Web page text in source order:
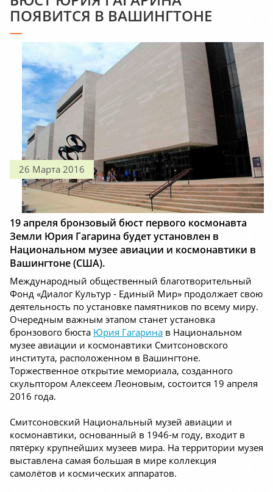
ПОЯВИТСЯ В ВАШИНГТОНЕ
26 Марта 2016
19 апреля бронзовый бюст первого космонавта
Земли Юрия Гагарина будет установлен в
Национальном музее авиации и космонавтики в
Вашингтоне (США).
Международный общественный благотворительный
Фонд «Диалог Культур - Единый Мир» продолжает свою
деятельность по установке памятников по всему миру.
Очередным важным этапом станет установка
бронзового бюста Юрия Гагарина в Национальном
музее авиации и космонавтики Смитсоновского
института, расположенном в Вашингтоне.
Торжественное открытие мемориала, созданного
скульптором Алексеем Леоновым, состоится 19 апреля
2016 года.
Смитсоновский Национальный музей авиации и
космонавтики, основанный в 1946-м году, входит в
пятёрку крупнейших музеев мира. На территории музея
выставлена самая большая в мире коллекция
самолётов и космических аппаратов.